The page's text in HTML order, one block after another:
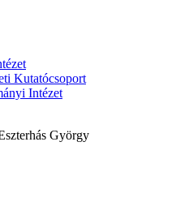
Kutatócsoport
Intézet
György